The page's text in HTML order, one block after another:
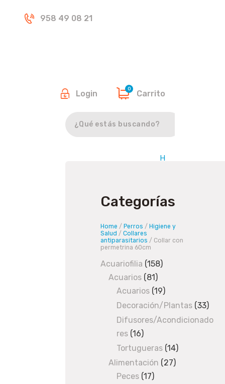
958 49 08 21
Login Carrito
0
Tienda
H
e
/P
o
s
i
g
i
n
e
Categorías
Home /Perros /Higiene y
Salud /Collares
antiparasitarios / Collar con
permetrina 60cm
Acuariofilia 158158
Acuarios 8181
products
Acuarios 1919
products
Decoración/Plantas 3333
Difusores/Acondicionado
res 1616
products
Tortugueras 1414
Alimentación 2727
Peces 1717